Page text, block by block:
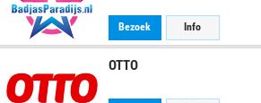
Bezoek Info
OTTO